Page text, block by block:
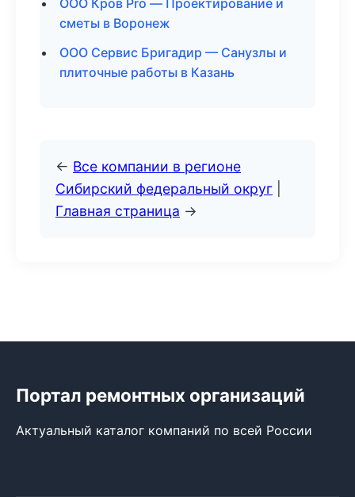
ООО Кров Pro — Проектирование и
сметы в Воронеж
ООО Сервис Бригадир — Санузлы и
плиточные работы в Казань
← Все компании в регионе
Сибирский федеральный округ
Главная страница →
Портал ремонтных организаций
Актуальный каталог компаний по всей России